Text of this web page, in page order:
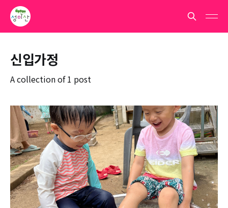
신입가정
A collection of 1 post